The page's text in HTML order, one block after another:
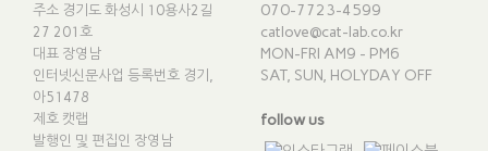
주소 경기도 화성시 10용사2길
27 201호
대표 장영남
인터넷신문사업 등록번호 경기,
아51478
제호 캣랩
발행인 및 편집인 장영남
070-7723-4599
catlove@cat-lab.co.kr
MON-FRI AM9 - PM6
SAT, SUN, HOLYDAY OFF
follow us